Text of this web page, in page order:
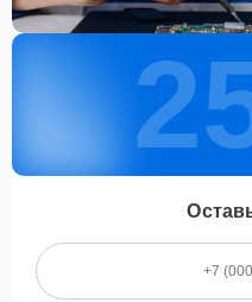
Наличие
качество
Компания располагает
быстрого доступа к более 3
поступления запчастей,
после получения и
Стоимость
запчастей